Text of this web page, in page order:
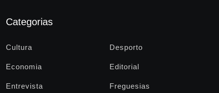
Categorias
Cultura Desporto
Economia Editorial
Entrevista Freguesias